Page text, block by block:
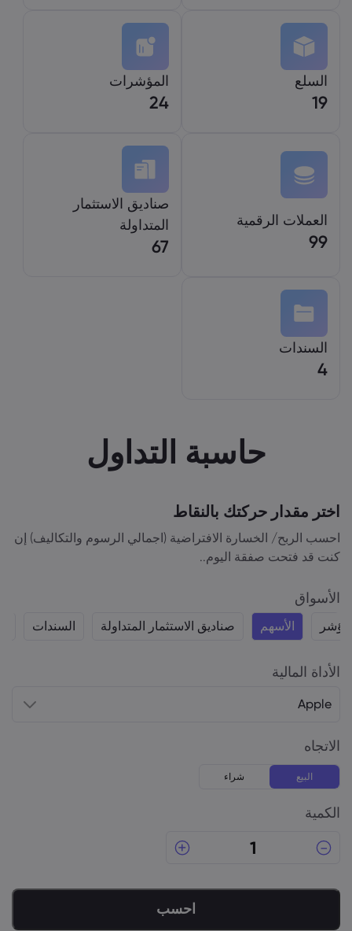
السلع
19
المؤشرات
24
العملات الرقمية
99
صناديق الاستثمار
المتداولة
67
السندات
4
حاسبة التداول
اختر مقدار حركتك بالنقاط
احسب الربح/ الخسارة الافتراضية (اجمالي الرسوم والتكاليف) إن
كنت قد فتحت صفقة اليوم..
الأسواق
الأسهم صناديق الاستثمار المتداولة السندات
الأداة المالية
Apple
الاتجاه
البيع شراء
الكمية
احسب